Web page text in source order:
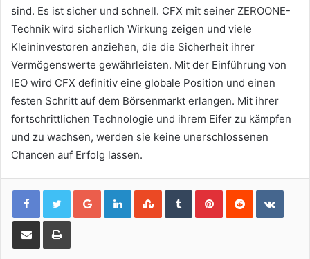
sind. Es ist sicher und schnell. CFX mit seiner ZEROONE-
Technik wird sicherlich Wirkung zeigen und viele
Kleininvestoren anziehen, die die Sicherheit ihrer
Vermögenswerte gewährleisten. Mit der Einführung von
IEO wird CFX definitiv eine globale Position und einen
festen Schritt auf dem Börsenmarkt erlangen. Mit ihrer
fortschrittlichen Technologie und ihrem Eifer zu kämpfen
und zu wachsen, werden sie keine unerschlossenen
Chancen auf Erfolg lassen.
Google+LinkedInStumbleUpon
TumblrPinterestReddit
Share via Email Print